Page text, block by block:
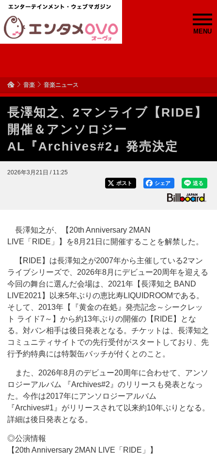
MENU
音楽 音楽ニュース
長澤知之、2マンライブ【RIDE】
開催＆アンソロジー
AL『Archives#2』発売決定
2026年3月21日 / 11:25
送る
シェア
ポスト
長澤知之が、【20th Anniversary 2MAN
LIVE「RIDE」】を8月21日に開催することを解禁した。
【RIDE】は長澤知之が2007年から主催している2マン
ライブシリーズで、2026年8月にデビュー20周年を迎える
今回の舞台に選んだ会場は、2021年【長澤知之 BAND
LIVE2021】以来5年ぶりの恵比寿LIQUIDROOMである。
そして、2013年【『黄金の在処』発売記念～シークレッ
ト ライド7～】から約13年ぶりの開催の【RIDE】とな
る。対バン相手は後日発表となる。チケットは、長澤知之
コミュニティサイトでの先行受付がスタートしており、先
行予約特典には特製缶バッチが付くとのこと。
また、2026年8月のデビュー20周年に合わせて、アンソ
ロジーアルバム 『Archives#2』のリリースも発表となっ
た。今作は2017年にアンソロジーアルバム
『Archives#1』がリリースされて以来約10年ぶりとなる。
詳細は後日発表となる。
◎公演情報
【20th Anniversary 2MAN LIVE「RIDE」】